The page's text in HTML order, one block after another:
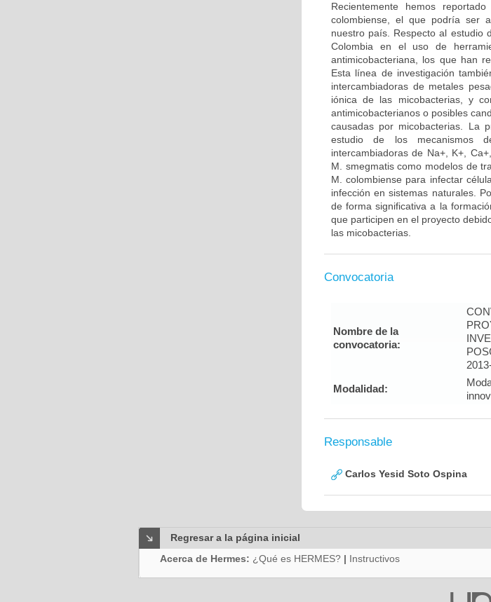
Recientemente hemos
colombiense, el que podría ser
nuestro país. Respecto al estudio
Colombia en el uso de
antimicobacteriana, los que han
Esta línea de investigación
intercambiadoras de metales
iónica de las micobacterias, y
antimicobacterianos o posibles
causadas por micobacterias. La
estudio de los mecanismos
intercambiadoras de Na+, K+,
M. smegmatis como modelos de
M. colombiense para infectar
infección en sistemas naturales.
de forma significativa a la
que participen en el proyecto
las micobacterias.
Convocatoria
Nombre de la
convocatoria:
Modalidad:
Responsable
Carlos Yesid Soto Ospina
Regresar a la página inicial
Acerca de Hermes: ¿Qué es HERMES? | Instructivos